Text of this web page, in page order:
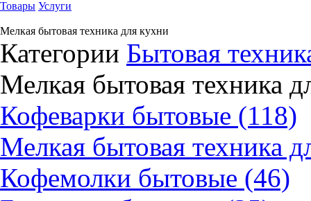
Товары Услуги
Мелкая бытовая техника для кухни
Категории Бытовая
Мелкая бытовая техника
Кофеварки бытовые (118)
Мелкая бытовая техника
Кофемолки бытовые (46)